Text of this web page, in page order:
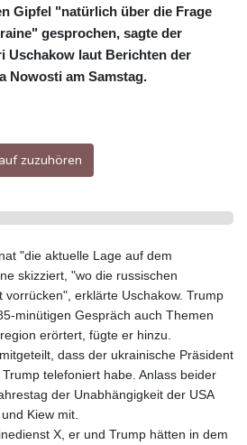
Gipfel "natürlich über die Frage
gesprochen, sagte der
Uschakow laut Berichten der
Nowosti am Samstag.
zuzuhören
"die aktuelle Lage auf dem
skizziert, "wo die russischen
vorrücken", erklärte Uschakow. Trump
minütigen Gespräch auch Themen
erörtert, fügte er hinzu.
dass der ukrainische Präsident
telefoniert habe. Anlass beider
der Unabhängigkeit der USA
Kiew mit.
X, er und Trump hätten in dem